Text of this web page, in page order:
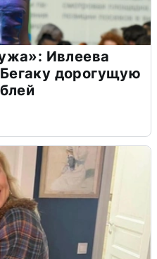
Ивлеева
дорогущую